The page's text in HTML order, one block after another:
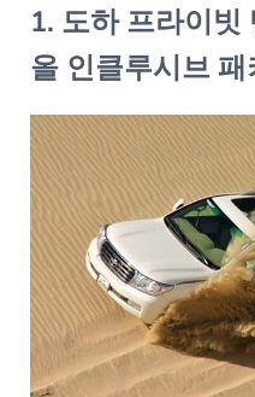
1. 도하 프라이빗
올 인클루시브 패